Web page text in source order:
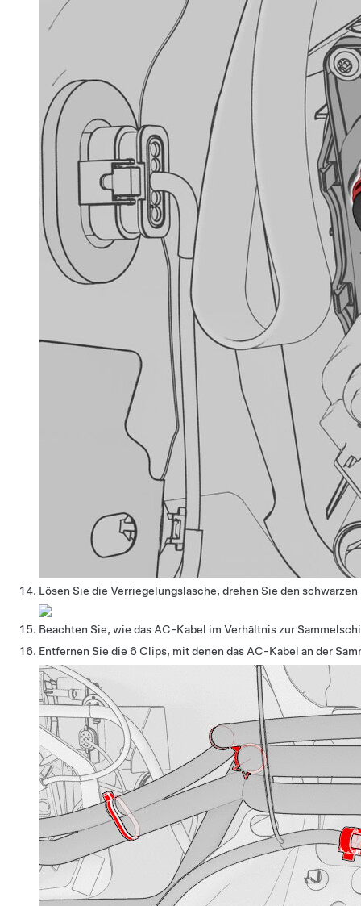
Lösen Sie die Verriegelungslasche, drehen Sie den
Beachten Sie, wie das AC-Kabel im Verhältnis zur
Entfernen Sie die 6 Clips, mit denen das AC-Kabel an der